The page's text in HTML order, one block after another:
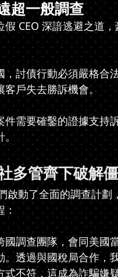
超一般調查
假 CEO 深諳逃避之道
，討債行動必須嚴格合
戶失去勝訴機會。
件需要確鑿的證據支持
。
多管齊下破解
啟動了全面的調查計
：
國調查團隊，會同美國
。透過與國稅局合作，
式不符，這成為詐騙嫌